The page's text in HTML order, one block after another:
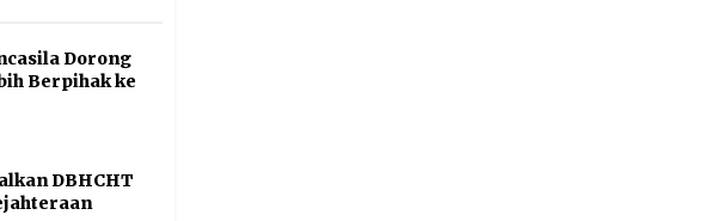
Dorong
Berpihak ke
DBHCHT